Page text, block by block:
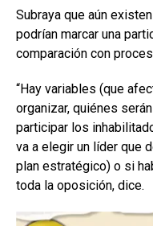
Subraya que aún
podrían marcar una
comparación con
“Hay variables (que
organizar, quiénes
participar los
va a elegir un líder que
plan estratégico) o si
toda la oposición, dice.